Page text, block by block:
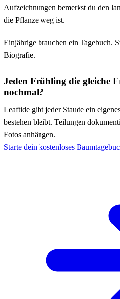
Aufzeichnungen bemerkst du den
die Pflanze weg ist.
Einjährige brauchen ein Tagebuch.
Biografie.
Jeden Frühling die gleiche
nochmal?
Leaftide gibt jeder Staude ein
bestehen bleibt. Teilungen
Fotos anhängen.
Starte dein kostenloses